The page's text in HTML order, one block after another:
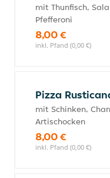
mit Thunfisch,
Pfefferoni
8,00 €
inkl. Pfand (0,00 €)
Pizza
mit Schinken,
Artischocken
8,00 €
inkl. Pfand (0,00 €)